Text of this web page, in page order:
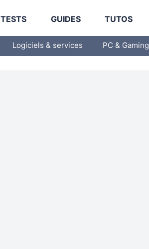
TESTS GUIDES TUTOS
Logiciels & services PC & Gaming